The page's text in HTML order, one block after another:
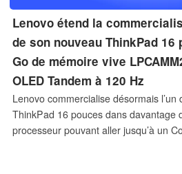
Lenovo étend la
de son nouveau ThinkPad 16
Go de mémoire vive
OLED Tandem à 120 Hz
Lenovo commercialise désormais l’un
ThinkPad 16 pouces dans davantage
processeur pouvant aller jusqu’à un
ThinkPad P1 Gen 9 est également